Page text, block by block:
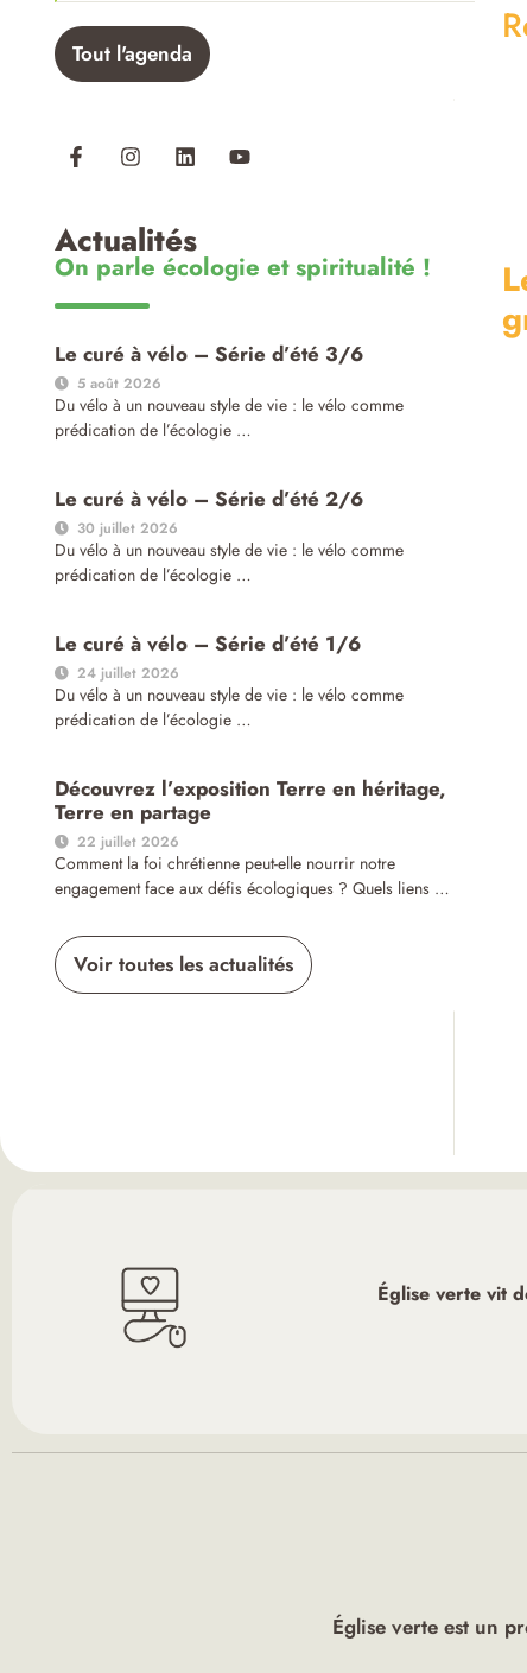
Tout l'agenda
Actualités
On parle écologie et spiritualité !
Le curé à vélo – Série d’été 3/6
5 août 2026
Du vélo à un nouveau style de vie : le vélo comme
prédication de l’écologie …
Le curé à vélo – Série d’été 2/6
30 juillet 2026
Du vélo à un nouveau style de vie : le vélo comme
prédication de l’écologie …
Le curé à vélo – Série d’été 1/6
24 juillet 2026
Du vélo à un nouveau style de vie : le vélo comme
prédication de l’écologie …
Découvrez l’exposition Terre en héritage,
Terre en partage
22 juillet 2026
Comment la foi chrétienne peut-elle nourrir notre
engagement face aux défis écologiques ? Quels liens …
Voir toutes les actualités
Église verte vit
Église verte est un